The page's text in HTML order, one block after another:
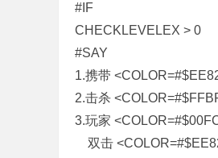
#IF
CHECKLEVELEX > 0
#SAY
1.携带
2.击杀
3.玩家
双击